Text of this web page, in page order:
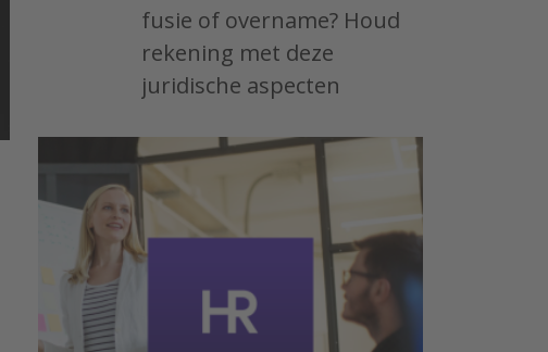
fusie of overname? Houd
rekening met deze
juridische aspecten